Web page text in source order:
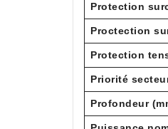
Protection
Proctection
Protection
Priorité
Profondeur